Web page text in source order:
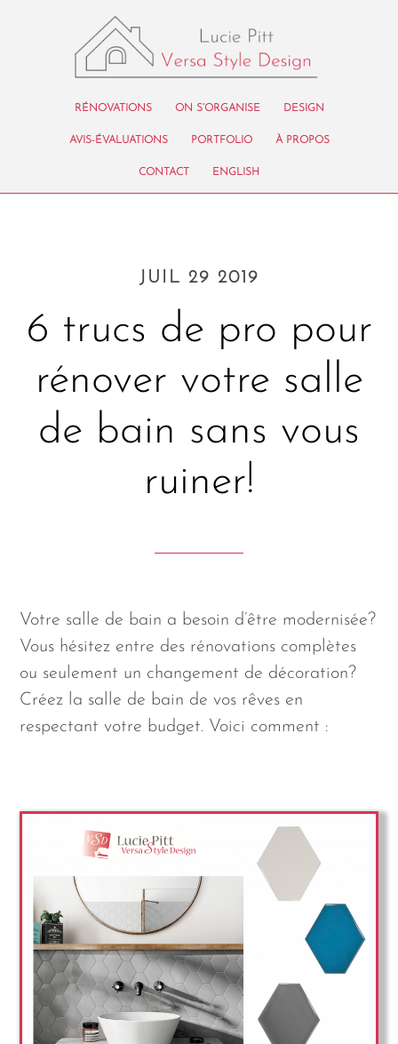
RÉNOVATIONS ON S’ORGANISE DESIGN
AVIS-ÉVALUATIONS PORTFOLIO À PROPOS
CONTACT ENGLISH
JUIL 29 2019
6 trucs de pro pour
rénover votre salle
de bain sans vous
ruiner!
Votre salle de bain a besoin d’être modernisée?
Vous hésitez entre des rénovations complètes
ou seulement un changement de décoration?
Créez la salle de bain de vos rêves en
respectant votre budget. Voici comment :